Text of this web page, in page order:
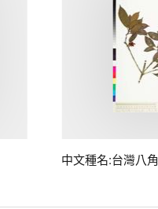
中文種名:台灣八角